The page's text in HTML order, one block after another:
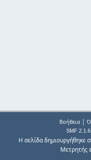
Βοήθεια|
SMF
Η σελίδα δημιουργήθηκε
Μετρητής